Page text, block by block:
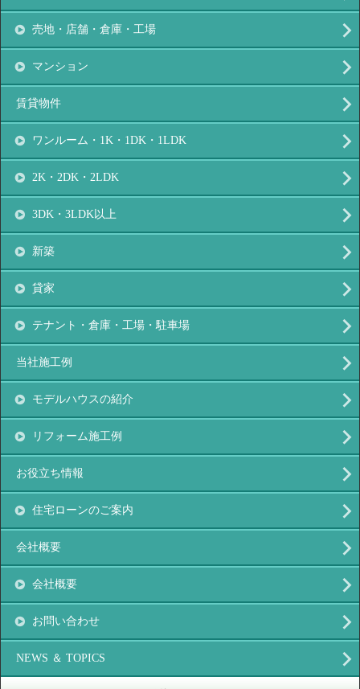
売地・店舗・倉庫・工場
マンション
賃貸物件
ワンルーム・1K・1DK・1LDK
2K・2DK・2LDK
3DK・3LDK以上
新築
貸家
テナント・倉庫・工場・駐車場
当社施工例
モデルハウスの紹介
リフォーム施工例
お役立ち情報
住宅ローンのご案内
会社概要
会社概要
お問い合わせ
NEWS ＆ TOPICS